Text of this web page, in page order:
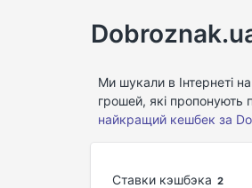
Ми шукали в Інтернеті
грошей, які пропонують
найкращий кешбек за
Ставки кэшбэка 2